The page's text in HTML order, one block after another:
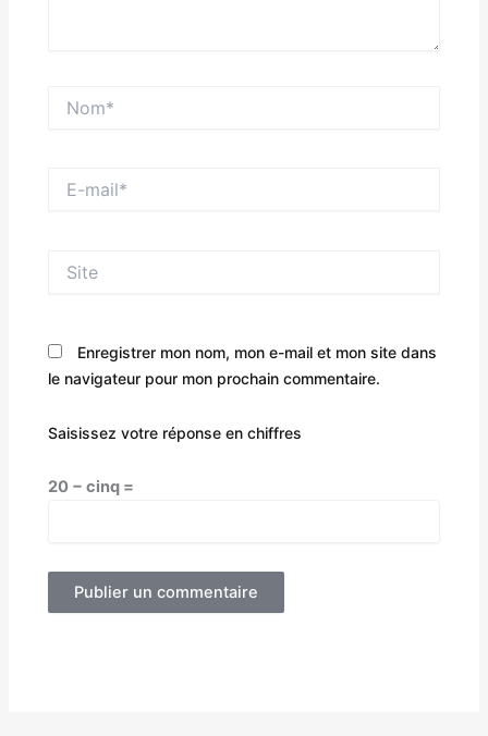
mail*
Enregistrer mon nom, mon e-mail et mon site dans
le navigateur pour mon prochain commentaire.
Saisissez votre réponse en chiffres
20 − cinq =